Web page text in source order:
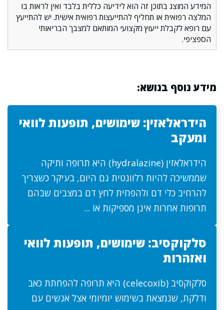
המידע המוצג בתוכן זה הוא לידיעה כללית בלבד ואין לראות בו
המלצה רפואית או תחליף להתייעצות רפואית אישית. יש להתייעץ
עם רופא לקבלת ייעוץ מקצועי המותאם למצבך הבריאותי
הספציפי.
מידע נוסף בנושא:
הידראלאזין: שימושים, תופעות לוואי
ומעקב
הידראלאזין (hydralazine) היא תרופה ותיקה
שממשיכה להיות רלוונטית גם היום, בעיקר כשצריך
להרחיב כלי דם ולהפחית לחץ דם במצבים שבהם
תרופות אחרות אינן מספיקות או ...
סלקוקסיב: שימושים, תופעות לוואי
ואזהרות
סלקוקסיב (celecoxib) היא תרופה להפחתת כאב
ודלקת, שנמצאת בשימוש יומיומי אצל אנשים עם